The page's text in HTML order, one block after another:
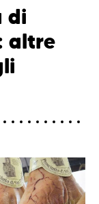
di
altre